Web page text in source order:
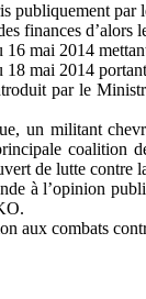
publiquement
finances d’alors
mai 2014
mai 2014
par le
un militant
coalition
de lutte contre
à l’opinion
aux combats